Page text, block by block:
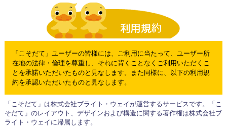
「こそだて」ユーザーの皆様には、ご利用に当たって、ユーザー所
在地の法律・倫理を尊重し、それに背くことなくご利用いただくこ
とを承諾いただいたものと見なします。また同様に、以下の利用規
約を承認いただいたものと見なします。
「こそだて」は株式会社ブライト・ウェイが運営するサービスです。「こ
そだて」のレイアウト、デザインおよび構造に関する著作権は株式会社ブ
ライト・ウェイに帰属します。